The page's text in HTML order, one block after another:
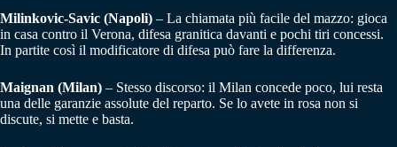
Milinkovic-Savic (Napoli) – La chiamata più facile del mazzo: gioca
in casa contro il Verona, difesa granitica davanti e pochi tiri concessi.
In partite così il modificatore di difesa può fare la differenza.
Maignan (Milan) – Stesso discorso: il Milan concede poco, lui resta
una delle garanzie assolute del reparto. Se lo avete in rosa non si
discute, si mette e basta.